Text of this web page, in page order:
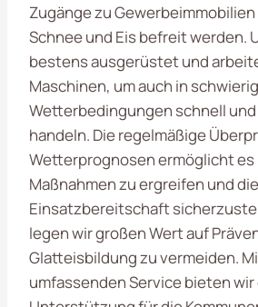
Zugänge zu
Schnee und Eis befreit werden.
bestens ausgerüstet und
Maschinen, um auch in
Wetterbedingungen schnell
handeln. Die regelmäßige
Wetterprognosen ermöglicht
Maßnahmen zu ergreifen und die
Einsatzbereitschaft
legen wir großen Wert auf
Glatteisbildung zu vermeiden.
umfassenden Service bieten